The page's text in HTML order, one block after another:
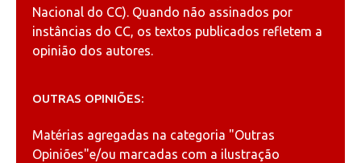
Nacional do CC). Quando não assinados por
instâncias do CC, os textos publicados refletem a
opinião dos autores.
OUTRAS OPINIÕES:
Matérias agregadas na categoria "Outras
Opiniões"e/ou marcadas com a ilustração